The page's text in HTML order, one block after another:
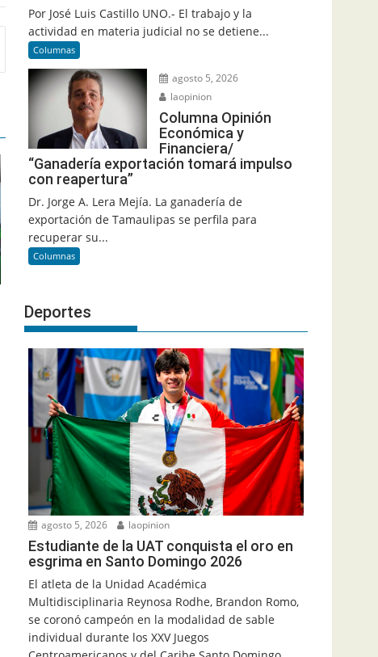
Por José Luis Castillo UNO.- El trabajo y la
actividad en materia judicial no se detiene...
Columnas
agosto 5, 2026
laopinion
Columna Opinión
Económica y
Financiera/
“Ganadería exportación tomará impulso
con reapertura”
Dr. Jorge A. Lera Mejía. La ganadería de
exportación de Tamaulipas se perfila para
recuperar su...
Columnas
Deportes
agosto 5, 2026 laopinion
Estudiante de la UAT conquista el oro en
esgrima en Santo Domingo 2026
El atleta de la Unidad Académica
Multidisciplinaria Reynosa Rodhe, Brandon Romo,
se coronó campeón en la modalidad de sable
individual durante los XXV Juegos